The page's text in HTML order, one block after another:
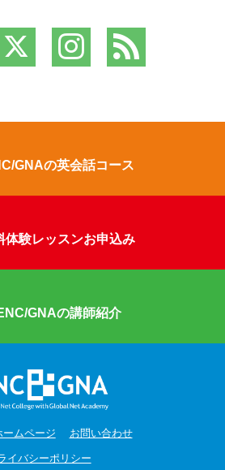
GNAの英会話コース
体験レッスンお申込み
GNAの講師紹介
ームページ お問い合わせ
イバシーポリシー